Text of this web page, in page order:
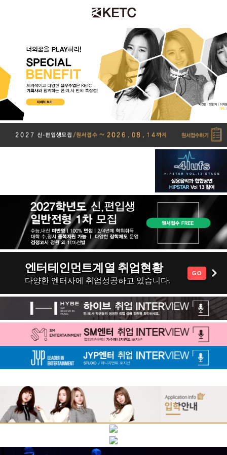
엔터테인먼트계열 취업현황
다양한 엔터사에 취업성공하고 있습니다.
GO